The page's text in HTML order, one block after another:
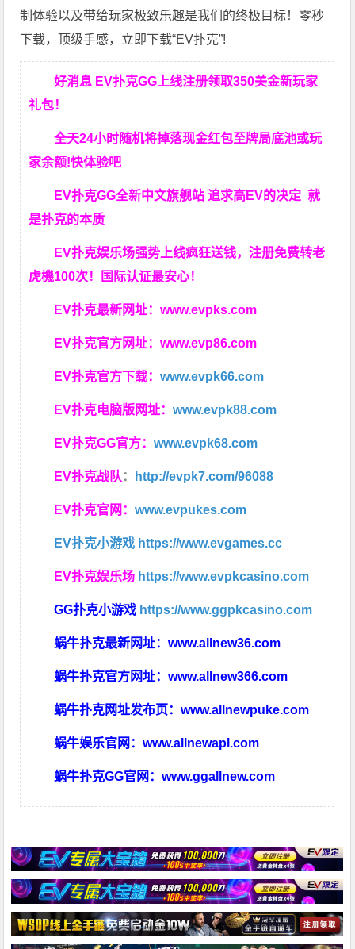
制体验以及带给玩家极致乐趣是我们的终极目标！零秒
下载，顶级手感，立即下载“EV扑克”!
好消息 EV扑克GG上线注册领取350美金新玩家
礼包！
全天24小时随机将掉落现金红包至牌局底池或玩
家余额!快体验吧
EV扑克GG全新中文旗舰站 追求高EV的决定就
是扑克的本质
EV扑克娱乐场强势上线疯狂送钱，注册免费转老
虎機100次！国际认证最安心！
EV扑克最新网址：www.evpks.com
EV扑克官方网址：www.evp86.com
EV扑克官方下载：www.evpk66.com
EV扑克电脑版网址：www.evpk88.com
EV扑克GG官方：www.evpk68.com
EV扑克战队 ： http://evpk7.com/96088
EV扑克官网：www.evpukes.com
EV扑克小游戏 https://www.evgames.cc
EV扑克娱乐场 https://www.evpkcasino.com
GG扑克小游戏 https://www.ggpkcasino.com
蜗牛扑克最新网址：www.allnew36.com
蜗牛扑克官方网址：www.allnew366.com
蜗牛扑克网址发布页：www.allnewpuke.com
蜗牛娱乐官网：www.allnewapl.com
蜗牛扑克GG官网：www.ggallnew.com